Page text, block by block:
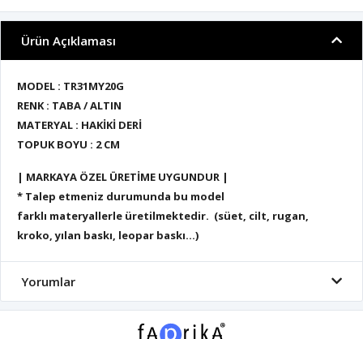
Ürün Açıklaması
MODEL : TR31MY20G
RENK : TABA / ALTIN
MATERYAL : HAKİKİ DERİ
TOPUK BOYU : 2 CM
| MARKAYA ÖZEL ÜRETİME UYGUNDUR |
* Talep etmeniz durumunda bu model
farklı materyallerle üretilmektedir. (süet, cilt, rugan,
kroko, yılan baskı, leopar baskı...)
Yorumlar